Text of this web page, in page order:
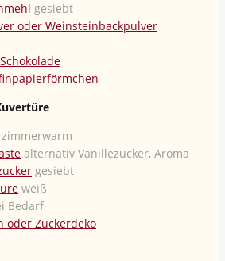
gesiebt
oder Weinsteinbackpulver
zimmerwarm
alternativ Vanillezucker, Aroma
gesiebt
weiß
Bedarf
oder Zuckerdeko